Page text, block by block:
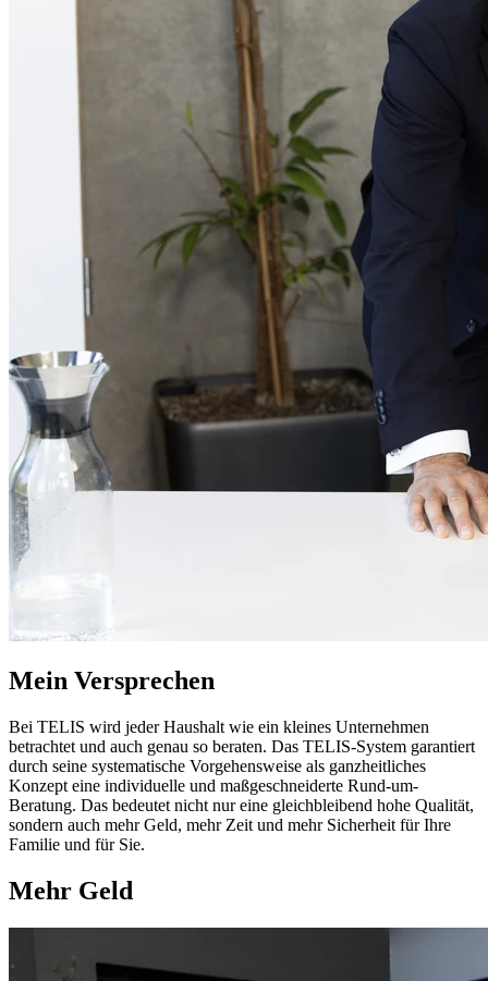
Mein Versprechen
Bei TELIS wird jeder Haushalt wie ein kleines Unternehmen
betrachtet und auch genau so beraten. Das TELIS-System garantiert
durch seine systematische Vorgehensweise als ganzheitliches
Konzept eine individuelle und maßgeschneiderte Rund-um-
Beratung. Das bedeutet nicht nur eine gleichbleibend hohe Qualität,
sondern auch mehr Geld, mehr Zeit und mehr Sicherheit für Ihre
Familie und für Sie.
Mehr Geld